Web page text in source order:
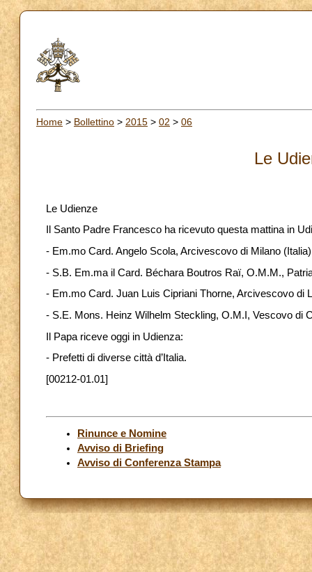
Home > Bollettino > 2015 > 02 > 06
Le
Le Udienze
Il Santo Padre Francesco ha ricevuto questa mattina in
- Em.mo Card. Angelo Scola, Arcivescovo di Milano
- S.B. Em.ma il Card. Béchara Boutros Raï, O.M.M.,
- Em.mo Card. Juan Luis Cipriani Thorne, Arcivescovo di
- S.E. Mons. Heinz Wilhelm Steckling, O.M.I, Vescovo di
Il Papa riceve oggi in Udienza:
- Prefetti di diverse città d’Italia.
[00212-01.01]
Rinunce e Nomine
Avviso di Briefing
Avviso di Conferenza Stampa